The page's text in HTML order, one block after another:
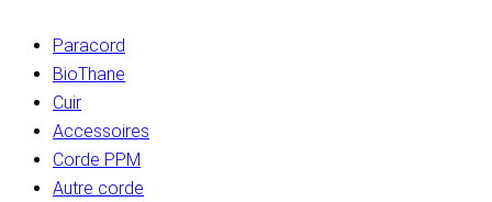
Paracord
BioThane
Cuir
Accessoires
Corde PPM
Autre corde